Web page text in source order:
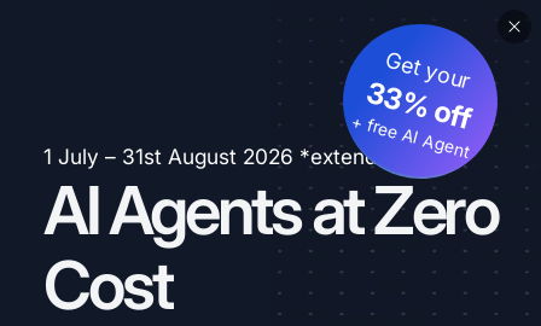
1 July – 31st August 2026 *extended
AI Agents at Zero
Cost
Get your
33% off
+ free AI Agent